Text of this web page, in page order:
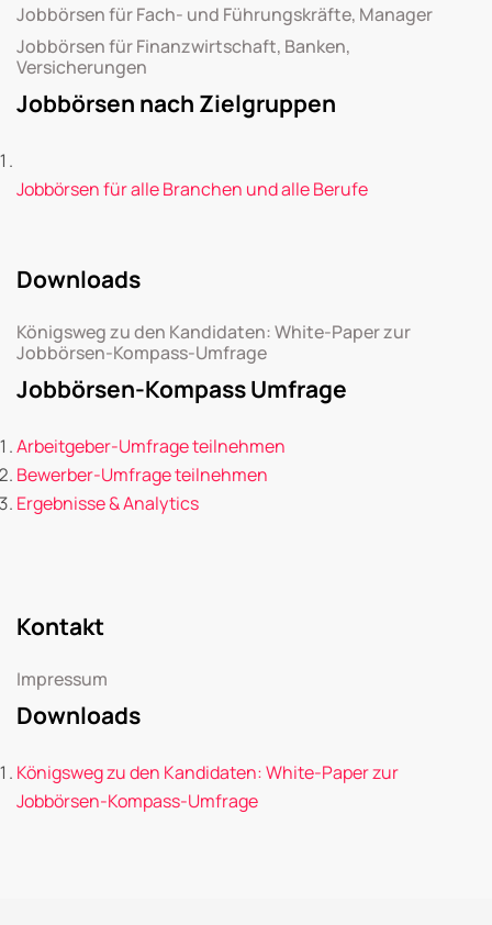
Jobbörsen für Fach- und Führungskräfte, Manager
Jobbörsen für Finanzwirtschaft, Banken,
Versicherungen
Jobbörsen nach Zielgruppen
Jobbörsen für alle Branchen und alle Berufe
Downloads
Königsweg zu den Kandidaten: White-Paper zur
Jobbörsen-Kompass-Umfrage
Jobbörsen-Kompass Umfrage
Arbeitgeber-Umfrage teilnehmen
Bewerber-Umfrage teilnehmen
Ergebnisse & Analytics
Kontakt
Impressum
Downloads
Königsweg zu den Kandidaten: White-Paper zur
Jobbörsen-Kompass-Umfrage